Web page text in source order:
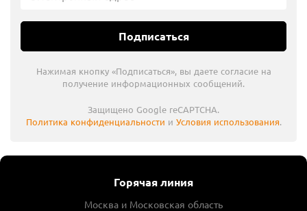
Подписаться
Нажимая кнопку «Подписаться», вы даете согласие на
получение информационных сообщений.
Защищено Google reCAPTCHA.
Политика конфиденциальности и Условия использования.
Горячая линия
Москва и Московская область